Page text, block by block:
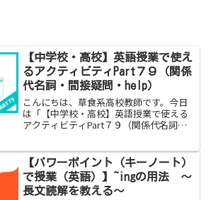
【中学校・高校】英語授業で使え
るアクティビティPart７９（関係
代名詞・間接疑問・help）
こんにちは、草食系高校教師です。今日
は「【中学校・高校】英語授業で使える
アクティビティPart７９（関係代名詞・
「世界の偉人」です。この活動は主にリ
ーディングを伸ばす...
【パワーポイント（キーノート）
で授業（英語）】~ingの用法 〜
長文読解を教える〜